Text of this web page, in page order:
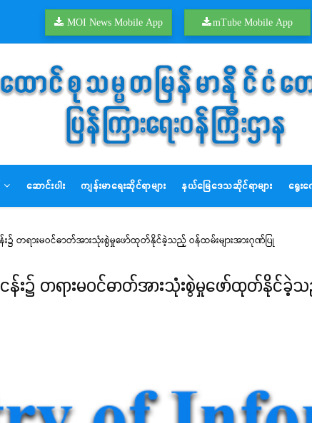
MOI News Mobile App mTube Mobile App
ဆောင်းပါး ကျန်းမာရေးဆိုင်ရာများ နယ်မြေဒေသဆိုင်ရာများ ရွေး
တရားမဝင်ဓာတ်အားသုံးစွဲမှုဖော်ထုတ်နိုင်ခဲ့သည့် ဝန်ထမ်းများအားဂုဏ်ပြု
၌ တရားမဝင်ဓာတ်အားသုံးစွဲမှုဖော်ထုတ်နိုင်ခဲ့သ